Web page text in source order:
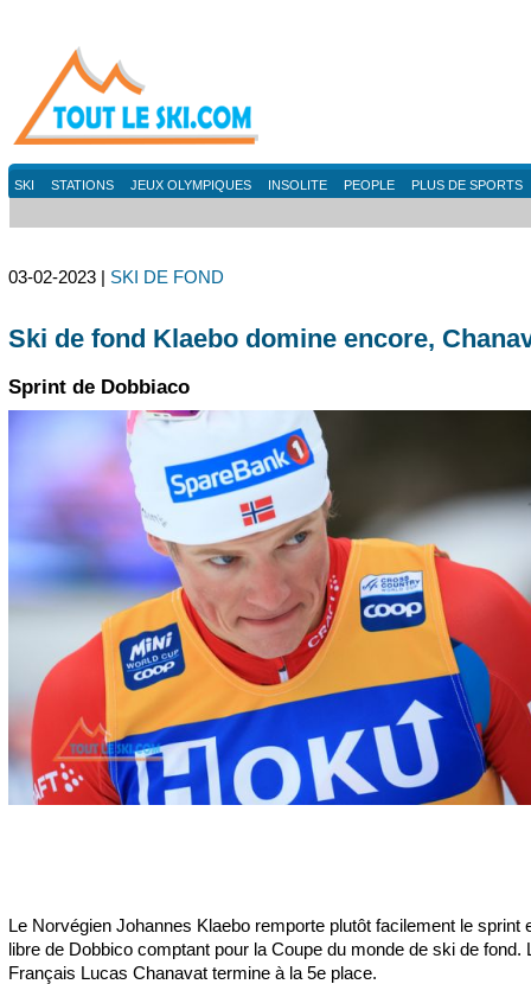
SKI STATIONS JEUX OLYMPIQUES INSOLITE PEOPLE PLUS DE SPORTS
03-02-2023 | SKI DE FOND
Ski de fond Klaebo domine encore,
Sprint de Dobbiaco
Le Norvégien Johannes Klaebo remporte plutôt facilement le sprint
libre de Dobbico comptant pour la Coupe du monde de ski de fond.
Français Lucas Chanavat termine à la 5e place.